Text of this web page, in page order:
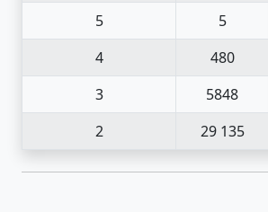
5
5
4
480
3
5848
2
29 135